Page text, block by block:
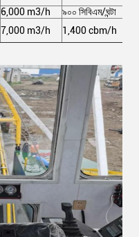
6,000 m3/h ৯০০ সিবিএম/ঘন্টা
7,000 m3/h 1,400 cbm/h